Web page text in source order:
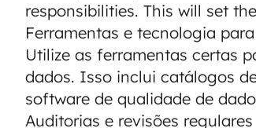
responsibilities. This will set
Ferramentas e tecnologia
Utilize as ferramentas certas
dados. Isso inclui catálogos
software de qualidade de
Auditorias e revisões regulares